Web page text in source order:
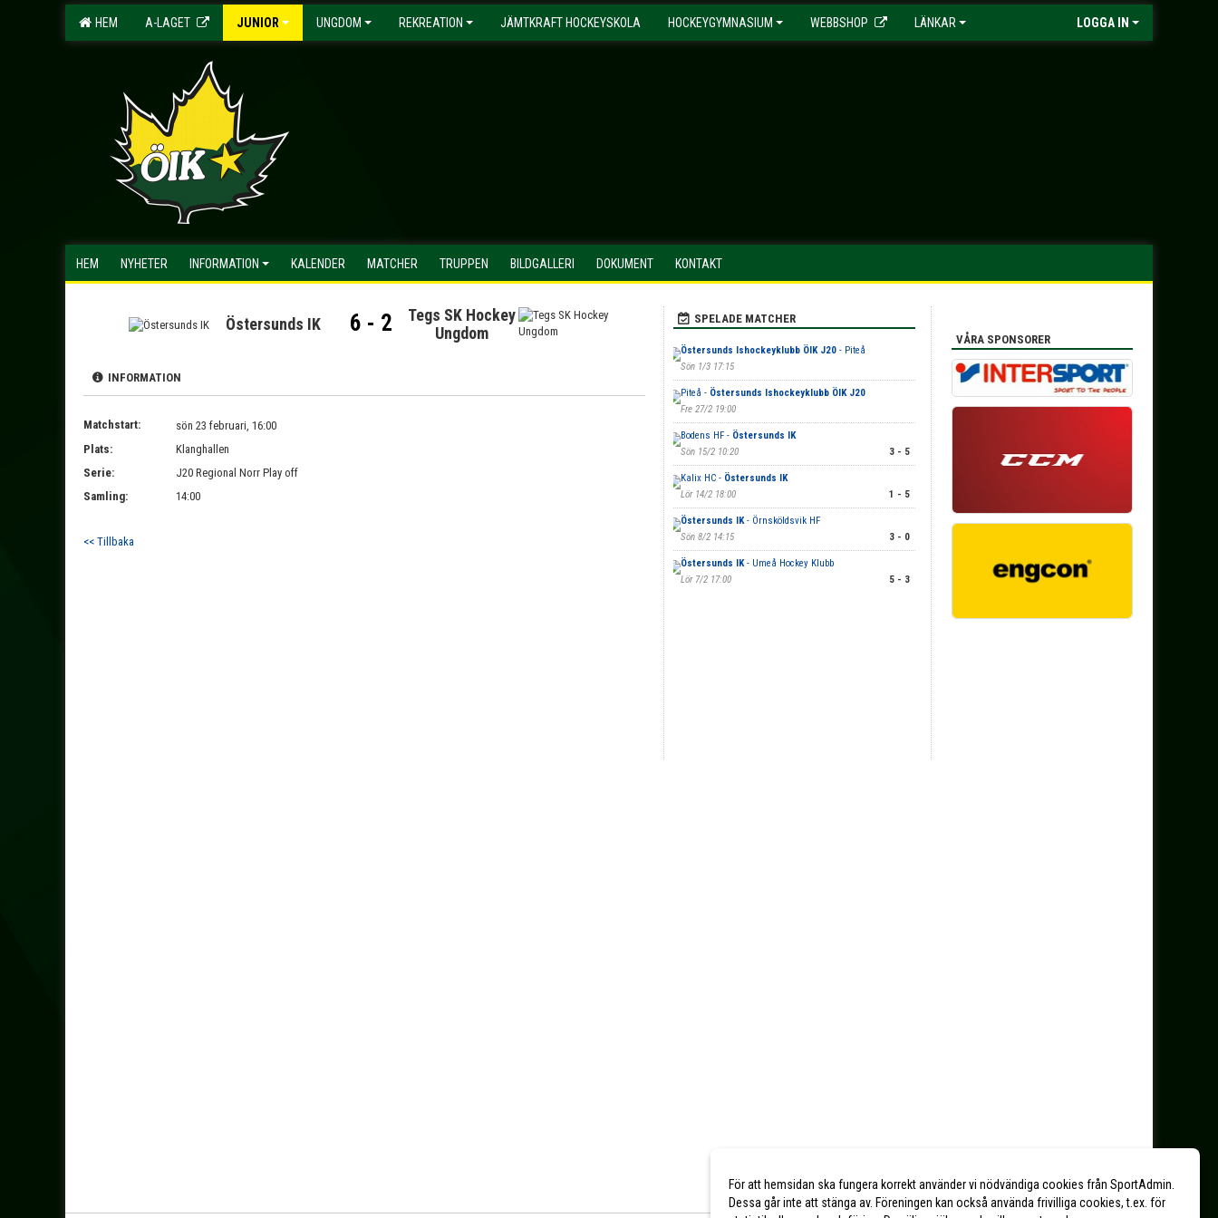
HEM A-LAGET JUNIOR UNGDOM REKREATION JÄMTKRAFT HOCKEYSKOLA HOCKEYGYMNASIUM WEBBSHOP LÄNKAR LOGGA IN
HEM NYHETER INFORMATION KALENDER MATCHER TRUPPEN BILDGALLERI DOKUMENT KONTAKT
Östersunds IK 6 - 2
Tegs SK Hockey
Ungdom
INFORMATION
Matchstart:
sön 23 februari, 16:00
Plats:
Klanghallen
Serie:
J20 Regional Norr Play off
Samling:
14:00
<< Tillbaka
SPELADE MATCHER
Östersunds Ishockeyklubb ÖIK J20- Piteå
Sön 1/3 17:15
Piteå - Östersunds Ishockeyklubb ÖIK J20
Fre 27/2 19:00
Bodens HF - Östersunds IK
Sön 15/2 10:20
3 - 5
Kalix HC - Östersunds IK
Lör 14/2 18:00
1 - 5
Östersunds IK- Örnsköldsvik HF
Sön 8/2 14:15
3 - 0
Östersunds IK- Umeå Hockey Klubb
Lör 7/2 17:00
5 - 3
VÅRA SPONSORER
För att hemsidan ska fungera korrekt använder vi nödvändiga cookies från SportAdmin.
Dessa går inte att stänga av. Föreningen kan också använda frivilliga cookies, t.ex. för